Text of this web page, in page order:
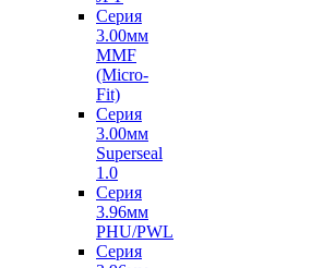
Серия
3.00мм
MMF
(Micro-
Fit)
Серия
3.00мм
Superseal
1.0
Серия
3.96мм
PHU/PWL
Серия